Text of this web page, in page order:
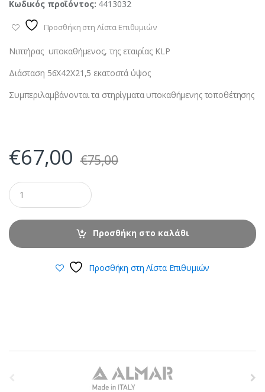
Κωδικός προϊόντος: 4413032
Προσθήκη στη Λίστα Επιθυμιών
Νιπτήρας υποκαθήμενος, της εταιρίας KLP
Διάσταση 56Χ42X21,5 εκατοστά ύψος
Συμπεριλαμβάνονται τα στηρίγματα υποκαθήμενης τοποθέτησης
€67,00 €75,00
Προσθήκη στο καλάθι
Προσθήκη στη Λίστα Επιθυμιών